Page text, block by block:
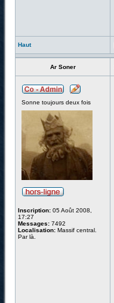
Haut
Ar Soner
Sonne toujours deux fois
Inscription: 05 Août 2008,
17:27
Messages: 7492
Localisation: Massif central.
Par là.